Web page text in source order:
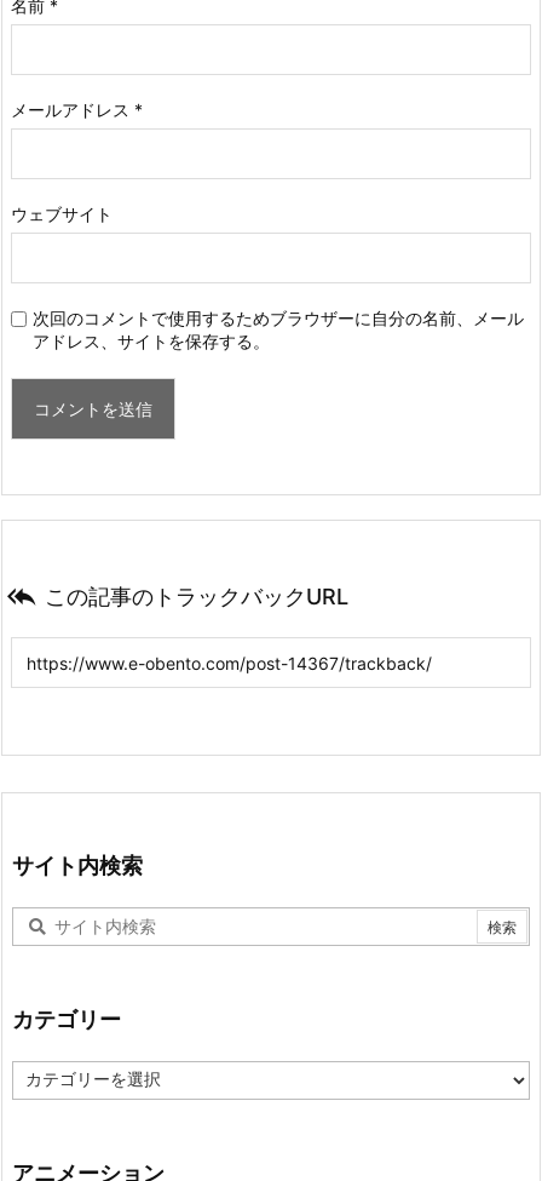
名前 *
メールアドレス *
ウェブサイト
次回のコメントで使用するためブラウザーに自分の名前、メール
アドレス、サイトを保存する。
 この記事のトラックバックURL
サイト内検索
カテゴリー
テ
ー
アニメーション